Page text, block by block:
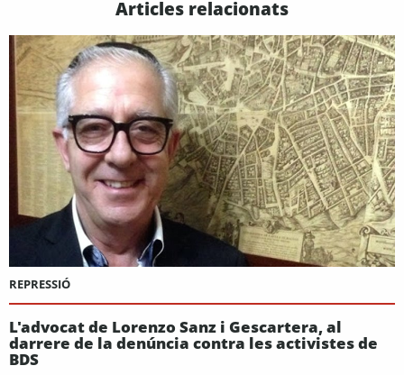
Articles relacionats
REPRESSIÓ
L'advocat de Lorenzo Sanz i Gescartera, al
darrere de la denúncia contra les activistes de
BDS